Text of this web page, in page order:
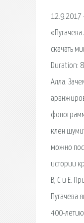
12.9.2017
скачать
Duration:
Алла.
клен
можно
истории
В, С и Е.
400-